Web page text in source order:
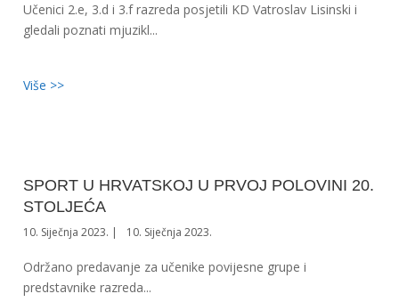
Učenici 2.e, 3.d i 3.f razreda posjetili KD Vatroslav Lisinski i
gledali poznati mjuzikl...
Više >>
SPORT U HRVATSKOJ U PRVOJ POLOVINI 20.
STOLJEĆA
10. Siječnja 2023. 10. Siječnja 2023.
Održano predavanje za učenike povijesne grupe i
predstavnike razreda...